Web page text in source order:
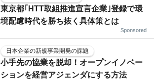
東京都｢HTT取組推進宣言企業｣登録で環
境配慮時代を勝ち抜く具体策とは
Sponsored
日本企業の新規事業開発の課題
小手先の協業を脱却！オープンイノベー
ションを経営アジェンダにする方法